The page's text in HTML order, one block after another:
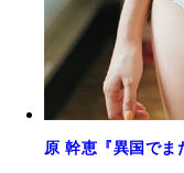
原 幹恵『異国でま